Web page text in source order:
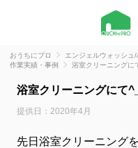
おうちにプロ エンジェルウォッシュ
作業実績・事例
浴室クリーニングに
浴室クリーニングにて
提供日：2020年4月
先日浴室クリーニング